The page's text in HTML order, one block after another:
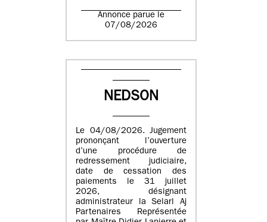
Annonce parue le
07/08/2026
NEDSON
Le 04/08/2026. Jugement
prononçant l’ouverture
d’une procédure de
redressement judiciaire,
date de cessation des
paiements le 31 juillet
2026, désignant
administrateur la Selarl Aj
Partenaires Représentée